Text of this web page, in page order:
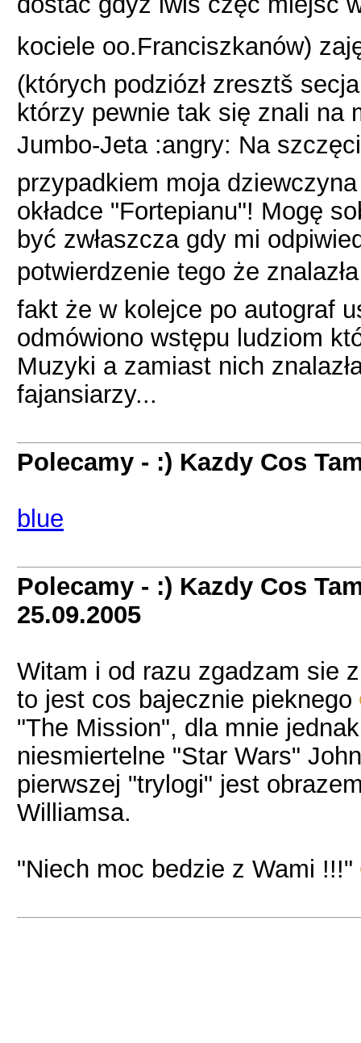
kociele oo.Franciszkanów)
(których podziózł zresztš
którzy pewnie tak się znali na
Jumbo-Jeta :angry: Na
przypadkiem moja
okładce "Fortepianu"! Mogę
być zwłaszcza gdy mi
potwierdzenie tego że
fakt że w kolejce po autograf
odmówiono wstępu ludziom
Muzyki a zamiast nich
fajansiarzy...
Polecamy - :) Kazdy Cos
blue
Polecamy - :) Kazdy Cos
25.09.2005
Witam i od razu zgadzam sie
to jest cos bajecznie pieknego
"The Mission", dla mnie
niesmiertelne "Star Wars"
pierwszej "trylogi" jest
Williamsa.
"Niech moc bedzie z Wami !!!"